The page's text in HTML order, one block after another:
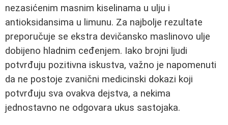
nezasićenim masnim kiselinama u ulju i
antioksidansima u limunu. Za najbolje rezultate
preporučuje se ekstra devičansko maslinovo ulje
dobijeno hladnim ceđenjem. Iako brojni ljudi
potvrđuju pozitivna iskustva, važno je napomenuti
da ne postoje zvanični medicinski dokazi koji
potvrđuju sva ovakva dejstva, a nekima
jednostavno ne odgovara ukus sastojaka.